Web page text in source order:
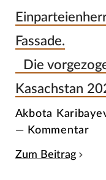
Fassade.
Die
Kasachstan
Akbota
— Kommentar
Zum Beitrag